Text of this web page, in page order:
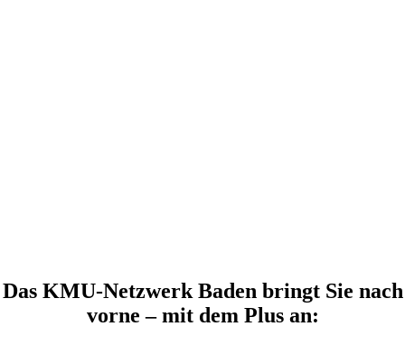
Das KMU-Netzwerk Baden bringt Sie nach
vorne – mit dem Plus an: